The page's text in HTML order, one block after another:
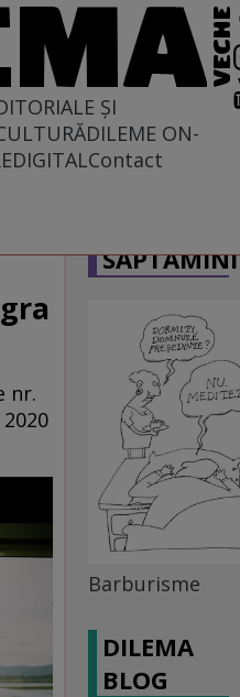
ȘI
DILEME ON-
DIGITALContact
nr.
Barburisme
DILEMA
BLOG